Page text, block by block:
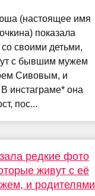
(настоящее имя
показала
своими детьми,
с бывшим мужем
Сивовым, и
инстаграме* она
пос...
редкие фото
живут с её
и родителями